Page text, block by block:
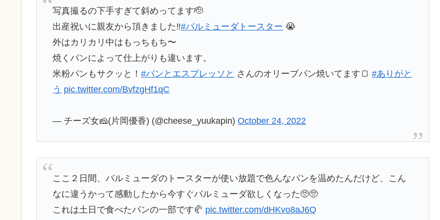
写真撮るの下手すぎて斜めってます🫡
出産祝いに親友から頂きました‼️#バルミューダトースター 😭
外はカリカリ中はもっちもち〜
焼くパンによって仕上がりも違います。
米粉パンもサクッと！#パンとエスプレッソと さんのオリーブパン焼いてます🍞#ありがと
う pic.twitter.com/BvfzgHf1qC
— チーズ女🧀(片岡優香) (@cheese_yuukapin)October 24, 2022
ここ２日間、バルミューダのトースターが使い放題で色んなパンを温めたんだけど、こん
なに違うかって感動したから今すぐバルミューダ欲しくなった🥺🥺
これは土日で食べたパンの一部です🥐 pic.twitter.com/dHKvo8aJ6Q